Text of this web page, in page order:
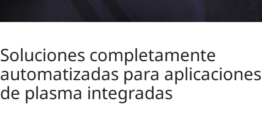
Soluciones completamente
automatizadas para aplicaciones
de plasma integradas